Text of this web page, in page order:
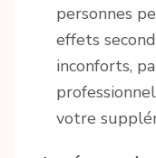
personnes
effets
inconforts,
votre